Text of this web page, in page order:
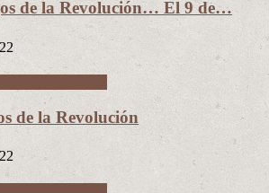
de la Revolución… El 9 de…
de la Revolución